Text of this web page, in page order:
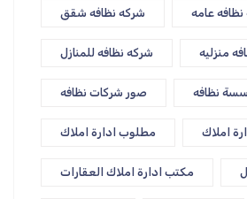
شركه نظافه شقق عامه
شركه نظافه للمنازل منزليه
صور شركات نظافه نظافه
مطلوب ادارة املاك املاك
مكتب ادارة املاك العقارات